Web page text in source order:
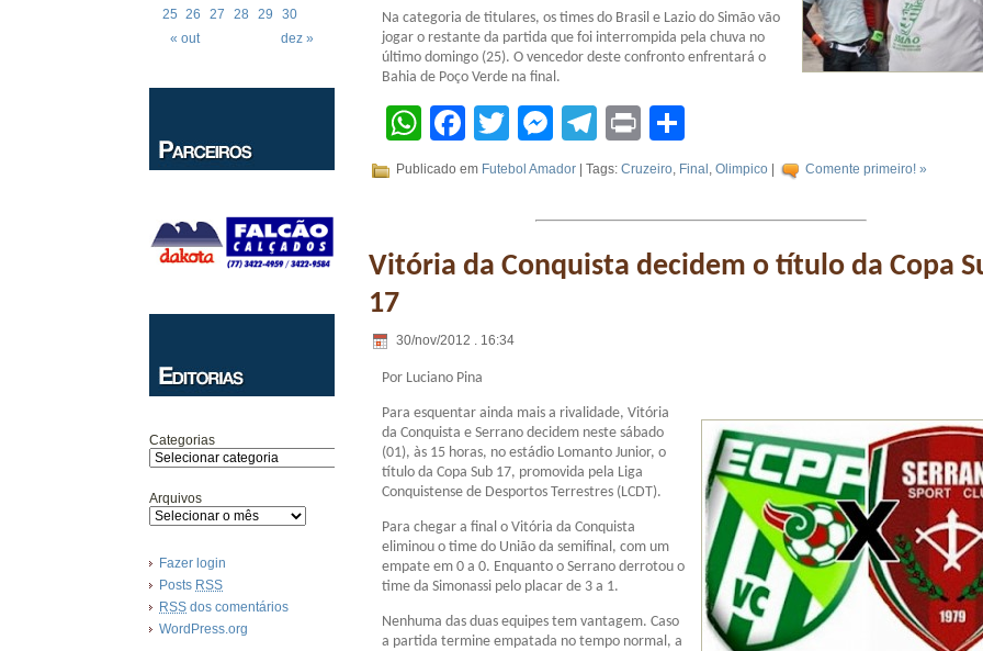
« out dez »
25 26 27 28 29 30
Categorias
Arquivos
Fazer login
Posts RSS
RSS dos comentários
WordPress.org
Na categoria de titulares, os times do Brasil e Lazio do Simão vão
jogar o restante da partida que foi interrompida pela chuva no
último domingo (25). O vencedor deste confronto enfrentará o
Bahia de Poço Verde na final.
WhatsApp
Facebook
TwitterMessenger
Telegram
Print
Publicado em Futebol Amador | Tags: Cruzeiro, Final , Olimpico Comente primeiro! »
Vitória da Conquista decidem o título da Copa
17
30/nov/2012 . 16:34
Por Luciano Pina
Para esquentar ainda mais a rivalidade, Vitória
da Conquista e Serrano decidem neste sábado
(01), às 15 horas, no estádio Lomanto Junior, o
título da Copa Sub 17, promovida pela Liga
Conquistense de Desportos Terrestres (LCDT).
Para chegar a final o Vitória da Conquista
eliminou o time do União da semifinal, com um
empate em 0 a 0. Enquanto o Serrano derrotou o
time da Simonassi pelo placar de 3 a 1.
Nenhuma das duas equipes tem vantagem. Caso
a partida termine empatada no tempo normal, a